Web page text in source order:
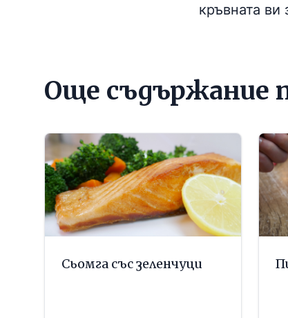
кръвната ви
Още съдържание
Сьомга със зеленчуци